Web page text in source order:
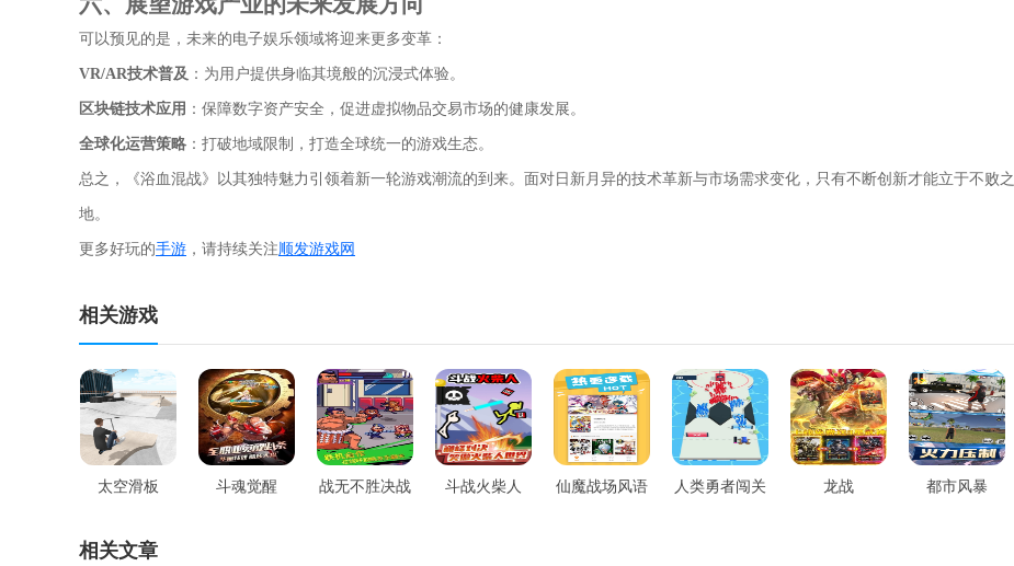
可以预见的是，未来的电子娱乐领域将迎来更多变革：
VR/AR技术普及 ：为用户提供身临其境般的沉浸式体验。
区块链技术应用 ：保障数字资产安全，促进虚拟物品交易市场的健康发展。
全球化运营策略 ：打破地域限制，打造全球统一的游戏生态。
总之，《浴血混战》以其独特魅力引领着新一轮游戏潮流的到来。面对日新月异的技术革新与市场需求变化，只有不断创新才能立于不败之
地。
更多好玩的手游 ，请持续关注顺发游戏网
相关游戏
太空滑板 斗魂觉醒 战无不胜决战 斗战火柴人 仙魔战场风语 人类勇者闯关 龙战 都市风暴
相关文章